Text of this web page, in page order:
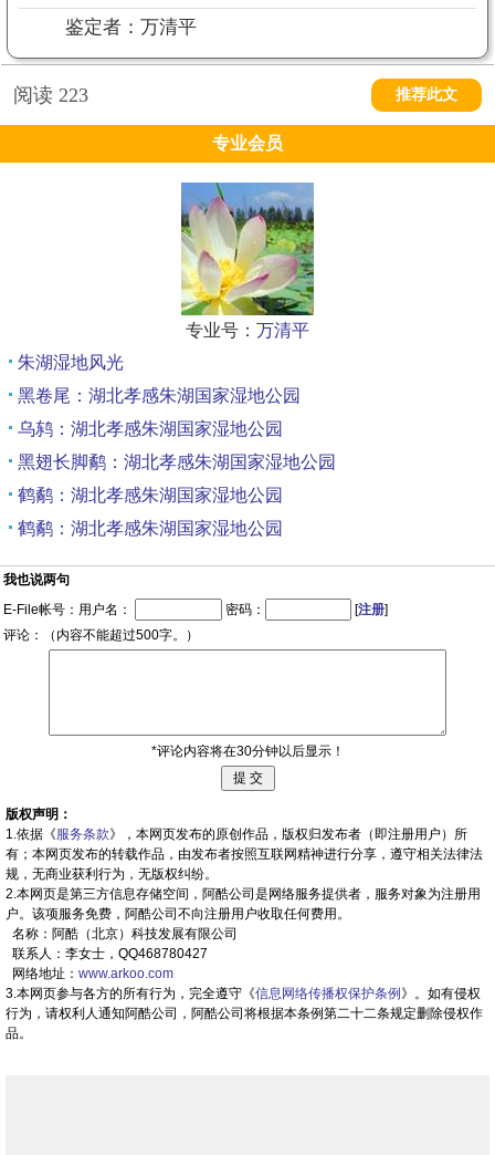
鉴定者： 万清平
阅读 223 推荐此文
专业会员
专业号： 万清平
朱湖湿地风光
黑卷尾：湖北孝感朱湖国家湿地公园
乌鸫：湖北孝感朱湖国家湿地公园
黑翅长脚鹬：湖北孝感朱湖国家湿地公园
鹤鹬：湖北孝感朱湖国家湿地公园
鹤鹬：湖北孝感朱湖国家湿地公园
我也说两句
E-File帐号：用户名：
密码： [注册]
评论：（内容不能超过500字。）
*评论内容将在30分钟以后显示！
版权声明：
1.依据《服务条款》，本网页发布的原创作品，版权归发布者（即注册用户）所
有；本网页发布的转载作品，由发布者按照互联网精神进行分享，遵守相关法律法
规，无商业获利行为，无版权纠纷。
2.本网页是第三方信息存储空间，阿酷公司是网络服务提供者，服务对象为注册用
户。该项服务免费，阿酷公司不向注册用户收取任何费用。
名称：阿酷（北京）科技发展有限公司
联系人：李女士，QQ468780427
网络地址： www.arkoo.com
3.本网页参与各方的所有行为，完全遵守《信息网络传播权保护条例 》。如有侵权
行为，请权利人通知阿酷公司，阿酷公司将根据本条例第二十二条规定删除侵权作
品。